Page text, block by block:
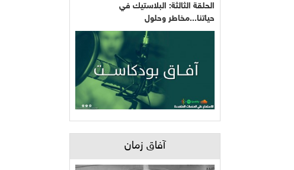
الحلقة الثالثة: البلاستيك في
حياتنا...مخاطر وحلول
آفاق زمان